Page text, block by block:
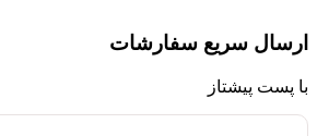
ارسال سریع سفارشات
با پست پیشتاز